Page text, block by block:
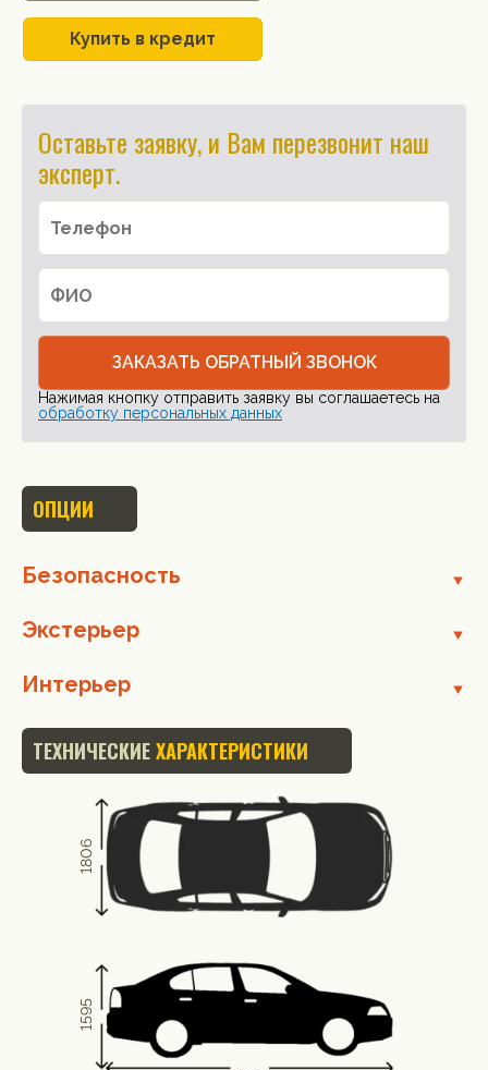
Купить в кредит
Оставьте заявку, и Вам перезвонит наш
эксперт.
ЗАКАЗАТЬ ОБРАТНЫЙ ЗВОНОК
Нажимая кнопку отправить заявку вы соглашаетесь на
обработку персональных данных
ОПЦИИ
Безопасность
Экстерьер
Интерьер
ТЕХНИЧЕСКИЕХАРАКТЕРИСТИКИ
1595
1806